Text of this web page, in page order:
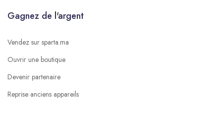
Gagnez de l'argent
Vendez sur sparta.ma
Ouvrir une boutique
Devenir partenaire
Reprise anciens appareils